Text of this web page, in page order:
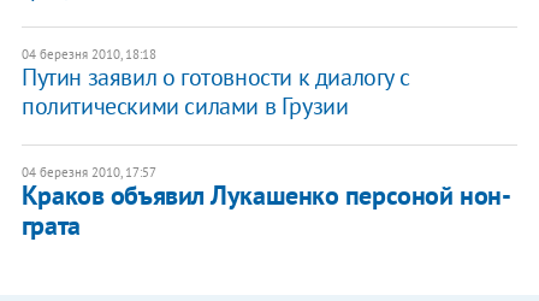
04 березня 2010, 18:18
Путин заявил о готовности к диалогу с
политическими силами в Грузии
04 березня 2010, 17:57
Краков объявил Лукашенко персоной нон-
грата